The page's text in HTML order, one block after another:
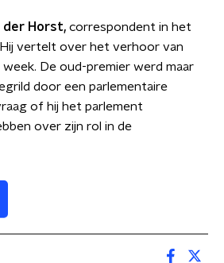
der Horst, correspondent in het
vertelt over het verhoor van
De oud-premier werd maar
door een parlementaire
of hij het parlement
over zijn rol in de